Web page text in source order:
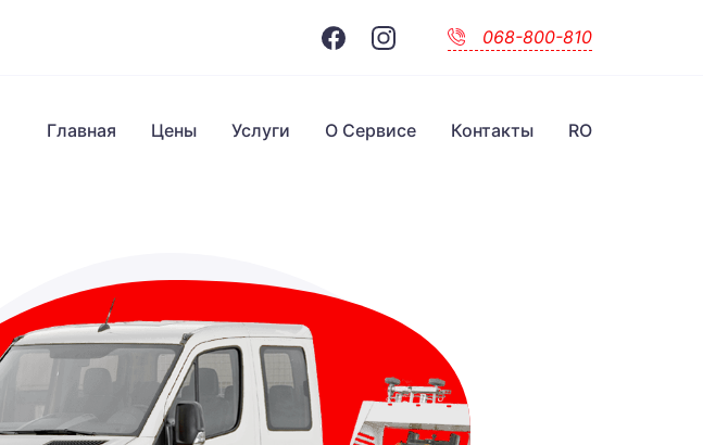
068-800-810
Главная Цены Услуги О Сервисе Контакты RO